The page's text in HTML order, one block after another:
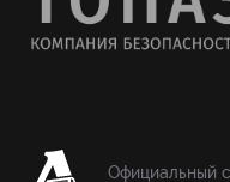
Официальный